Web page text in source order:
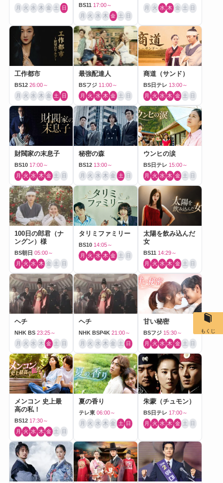
月 火 水 木 金 土 日 BS11 17:00～
月 火 水 木 金 土 日
月 火 水 木 金 土 日
工作都市
BS12 26:00～
月 火 水 木 金 土 日
最強配達人
BSフジ 11:00～
月 火 水 木 金 土 日
商道（サンド）
BS日テレ 13:00～
月 火 水 木 金 土 日
財閥家の末息子
BS10 17:00～
月 火 水 木 金 土 日
秘密の森
BS12 13:00～
月 火 水 木 金 土 日
ウンヒの涙
BS日テレ 15:00～
月 火 水 木 金 土 日
100日の郎君（ナ
ングン）様
BS朝日 05:00～
月 火 水 木 金 土 日
タリミファミリー
BS10 14:05～
月 火 水 木 金 土 日
太陽を飲み込んだ
女
BS11 14:29～
月 火 水 木 金 土 日
ヘチ
NHK BS 23:25～
月 火 水 木 金 土 日
ヘチ
NHK BSP4K 21:00～
月 火 水 木 金 土 日
甘い秘密
BSフジ 15:30～
月 火 水 木 金 土 日
メンコン 史上最
高の私！
BS12 17:30～
月 火 水 木 金 土 日
夏の香り
テレ東 06:00～
月 火 水 木 金 土 日
朱蒙（チュモン）
BS日テレ 17:00～
月 火 水 木 金 土 日
もくじ